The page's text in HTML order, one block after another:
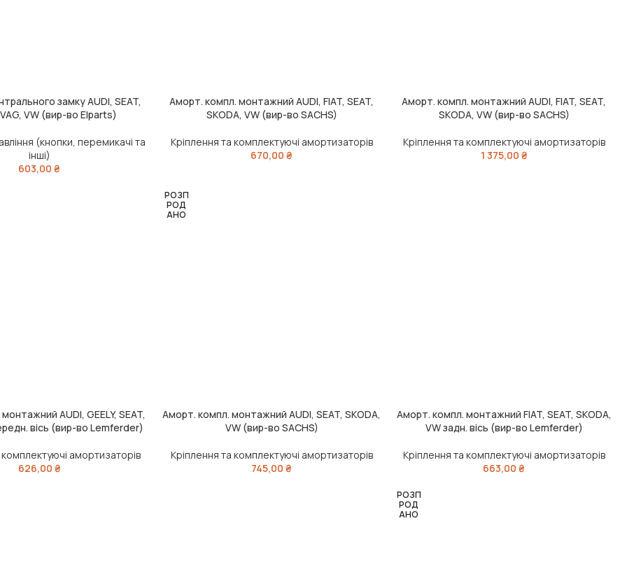
замку AUDI, SEAT,
VW (вир-во Elparts)
(кнопки, перемикачі та
інші)
603,00₴
ДОДАТИ В КОШИК
Аморт. компл. монтажний AUDI, FIAT, SEAT,
SKODA, VW (вир-во SACHS)
Кріплення та комплектуючі амортизаторів
670,00₴
ДОДАТИ В КОШИК
Аморт. компл. монтажний AUDI, FIAT, SEAT,
SKODA, VW (вир-во SACHS)
Кріплення та комплектуючі амортизаторів
1 375,00 ₴
AUDI, GEELY, SEAT,
вісь (вир-во Lemferder)
амортизаторів
626,00 ₴
РОЗП
РОД
АНО
ЧИТАТИ ДАЛІ
Аморт. компл. монтажний AUDI, SEAT, SKODA,
VW (вир-во SACHS)
Кріплення та комплектуючі амортизаторів
745,00₴
ДОДАТИ В КОШИК
Аморт. компл. монтажний FIAT, SEAT, SKODA,
VW задн. вісь (вир-во Lemferder)
Кріплення та комплектуючі амортизаторів
663,00₴
РОЗП
РОД
АНО